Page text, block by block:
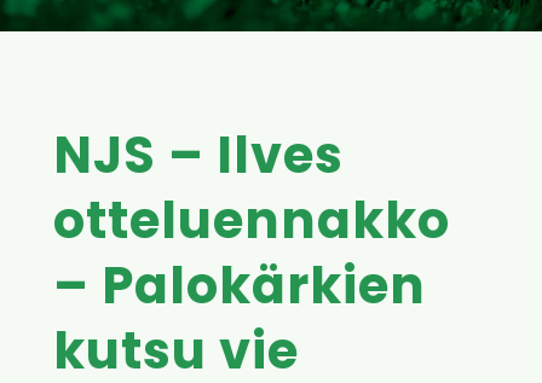
NJS – Ilves
otteluennakko
– Palokärkien
kutsu vie